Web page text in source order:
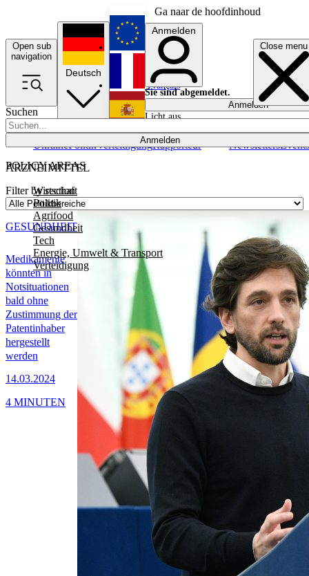
Ga naar de hoofdinhoud
Open sub
navigation
Close menu
Suchen
Anmelden
POLICY AREAS
Wirtschaft
Politik
Agrifood
Gesundheit
Tech
Energie, Umwelt & Transport
Verteidigung
UkrainePolitikVerteidigungRapporteur NewslettersEvents
Deutsch
English
Français
Anmelden
Sie sind abgemeldet.
Anmelden
Licht aus
ARZNEIMITTEL
Filter by section
Medikamente
könnten in
Notsituationen
bald ohne
Zustimmung der
Patentinhaber
hergestellt
werden
14.03.2024
GESUNDHEIT
4 MINUTEN